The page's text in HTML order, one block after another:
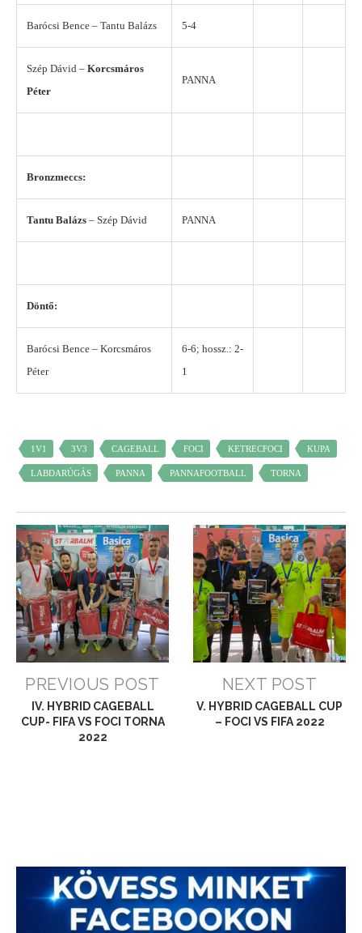
Barócsi Bence – Tantu Balázs 5-4
Szép Dávid – Korcsmáros
Péter
PANNA
Bronzmeccs:
Tantu Balázs – Szép Dávid PANNA
Döntő:
Barócsi Bence – Korcsmáros
Péter
6-6; hossz.: 2-
1
1V1 3V3 CAGEBALL FOCI KETRECFOCI KUPA
LABDARÚGÁS PANNA PANNAFOOTBALL TORNA
PREVIOUS POST
IV. HYBRID CAGEBALL
CUP- FIFA VS FOCI TORNA
2022
NEXT POST
V. HYBRID CAGEBALL CUP
– FOCI VS FIFA 2022